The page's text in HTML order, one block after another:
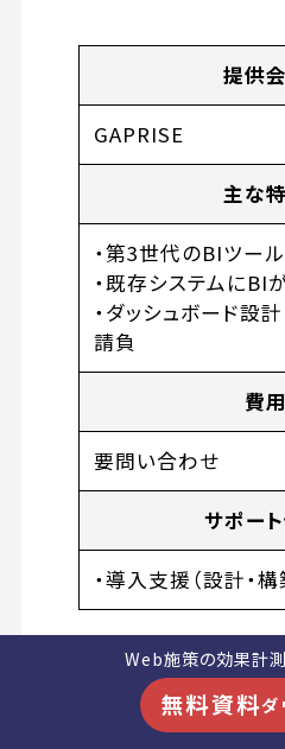
提供
GAPRISE
主な
・第3世代のBIツール
・既存システムにBI
・ダッシュボード設
請負
費用
要問い合わせ
サポー
・導入支援（設計・構
3. Data
Web施策の効果計
無料資料ダ